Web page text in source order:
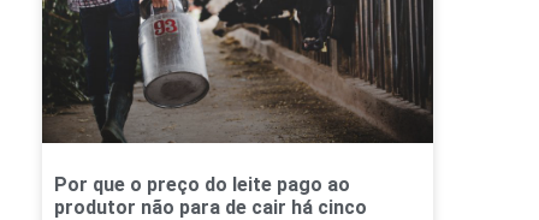
Por que o preço do leite pago ao
produtor não para de cair há cinco